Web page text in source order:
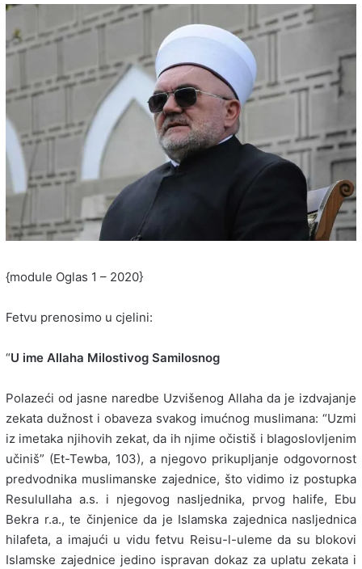
{module Oglas 1 – 2020}
Fetvu prenosimo u cjelini:
“U ime Allaha Milostivog Samilosnog
Polazeći od jasne naredbe Uzvišenog Allaha da je izdvajanje
zekata dužnost i obaveza svakog imućnog muslimana: “Uzmi
iz imetaka njihovih zekat, da ih njime očistiš i blagoslovljenim
učiniš” (Et-Tewba, 103), a njegovo prikupljanje odgovornost
predvodnika muslimanske zajednice, što vidimo iz postupka
Resulullaha a.s. i njegovog nasljednika, prvog halife, Ebu
Bekra r.a., te činjenice da je Islamska zajednica nasljednica
hilafeta, a imajući u vidu fetvu Reisu-l-uleme da su blokovi
Islamske zajednice jedino ispravan dokaz za uplatu zekata i